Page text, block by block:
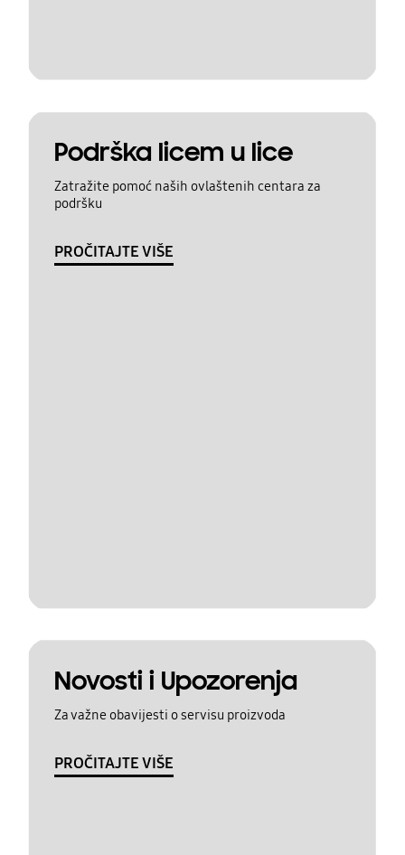
Podrška licem u lice
Zatražite pomoć naših ovlaštenih centara za
podršku
PROČITAJTE VIŠE
Novosti i Upozorenja
Za važne obavijesti o servisu proizvoda
PROČITAJTE VIŠE